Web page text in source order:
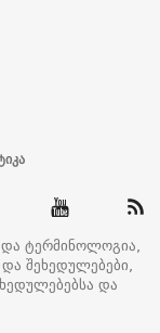
და ტერმინოლოგია,
შეხედულებები,
და